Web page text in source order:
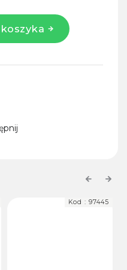
Previous
Kod :
Next